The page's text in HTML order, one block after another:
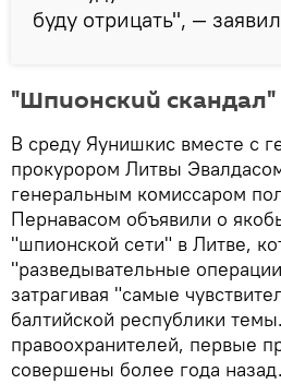
буду отрицать", —
"Шпионский скандал"
В среду Яунишкис вместе с
прокурором Литвы
генеральным комиссаром
Пернавасом объявили о
"шпионской сети" в Литве,
"разведывательные
затрагивая "самые
балтийской республики
правоохранителей, первые
совершены более года назад.